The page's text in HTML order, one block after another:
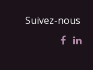
Suivez-nous